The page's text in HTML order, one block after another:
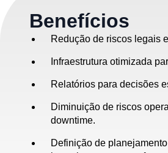
Benefícios
Redução de riscos legais
Infraestrutura otimizada
Relatórios para decisões
Diminuição de riscos
downtime.
Definição de